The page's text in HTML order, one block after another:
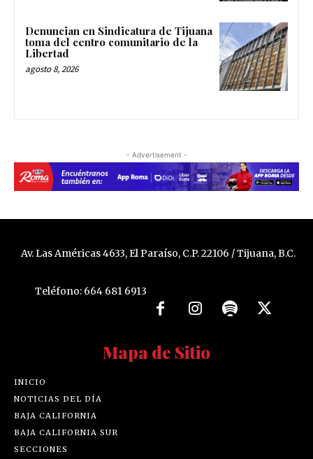
Denuncian en Sindicatura de Tijuana
toma del centro comunitario de la
Libertad
agosto 8, 2026
- Advertisement -
Av. Las Américas 4633, El Paraíso, C.P. 22106 / Tijuana, B.C.
Teléfono: 664 681 6913
Mapa de Sitio
INICIO
NOTICIAS DEL DÍA
BAJA CALIFORNIA
BAJA CALIFORNIA SUR
SECCIONES